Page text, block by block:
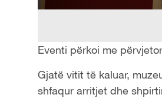
Eventi përkoi me
Gjatë vitit të kaluar,
shfaqur arritjet dhe